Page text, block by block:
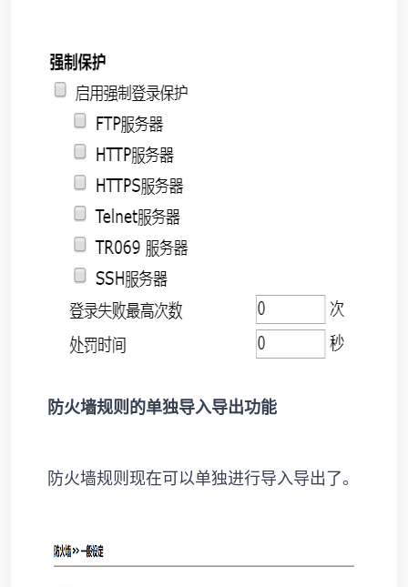
防火墙规则的单独导入导出功能
防火墙规则现在可以单独进行导入导出了。